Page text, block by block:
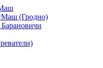
(Гродно)